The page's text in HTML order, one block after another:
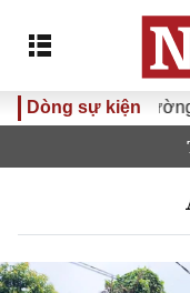
Dòng sự kiện
thứ nhất, Quốc hội